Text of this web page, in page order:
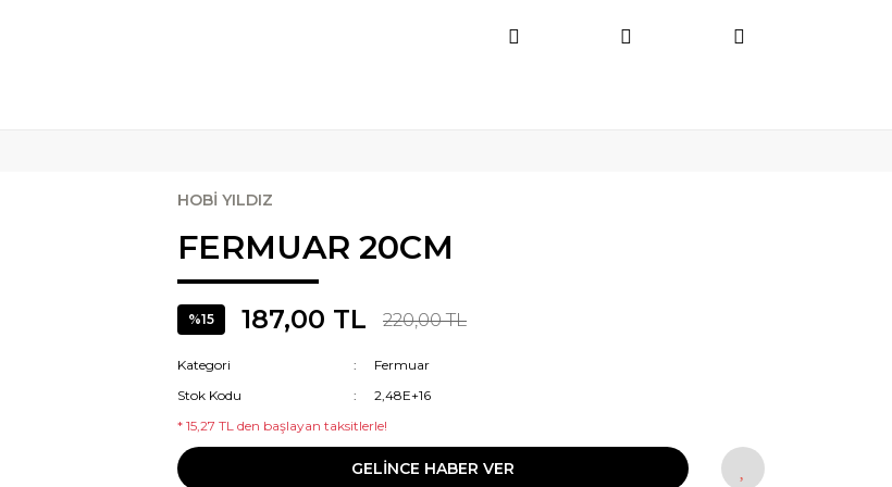
HOBİ YILDIZ
FERMUAR 20CM
%15 187,00 TL 220,00 TL
Kategori
Fermuar
Stok Kodu
2,48E+16
* 15,27 TL den başlayan taksitlerle!
GELİNCE HABER VER